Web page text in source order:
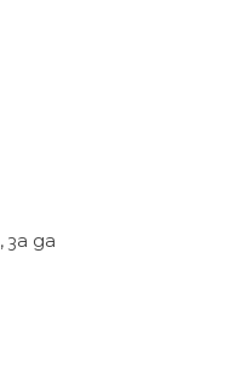
, за да